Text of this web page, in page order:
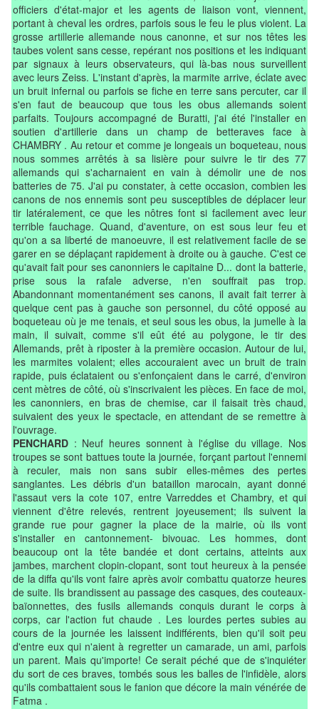
officiers d'état-major et les agents de liaison vont, viennent,
portant à cheval les ordres, parfois sous le feu le plus violent. La
grosse artillerie allemande nous canonne, et sur nos têtes les
taubes volent sans cesse, repérant nos positions et les indiquant
par signaux à leurs observateurs, qui là-bas nous surveillent
avec leurs Zeiss. L'instant d'après, la marmite arrive, éclate avec
un bruit infernal ou parfois se fiche en terre sans percuter, car il
s'en faut de beaucoup que tous les obus allemands soient
parfaits. Toujours accompagné de Buratti, j'ai été l'installer en
soutien d'artillerie dans un champ de betteraves face à
CHAMBRY . Au retour et comme je longeais un boqueteau, nous
nous sommes arrêtés à sa lisière pour suivre le tir des 77
allemands qui s'acharnaient en vain à démolir une de nos
batteries de 75. J'ai pu constater, à cette occasion, combien les
canons de nos ennemis sont peu susceptibles de déplacer leur
tir latéralement, ce que les nôtres font si facilement avec leur
terrible fauchage. Quand, d'aventure, on est sous leur feu et
qu'on a sa liberté de manoeuvre, il est relativement facile de se
garer en se déplaçant rapidement à droite ou à gauche. C'est ce
qu'avait fait pour ses canonniers le capitaine D... dont la batterie,
prise sous la rafale adverse, n'en souffrait pas trop.
Abandonnant momentanément ses canons, il avait fait terrer à
quelque cent pas à gauche son personnel, du côté opposé au
boqueteau où je me tenais, et seul sous les obus, la jumelle à la
main, il suivait, comme s'il eût été au polygone, le tir des
Allemands, prêt à riposter à la première occasion. Autour de lui,
les marmites volaient; elles accouraient avec un bruit de train
rapide, puis éclataient ou s'enfonçaient dans le carré, d'environ
cent mètres de côté, où s'inscrivaient les pièces. En face de moi,
les canonniers, en bras de chemise, car il faisait très chaud,
suivaient des yeux le spectacle, en attendant de se remettre à
l'ouvrage.
PENCHARD : Neuf heures sonnent à l'église du village. Nos
troupes se sont battues toute la journée, forçant partout l'ennemi
à reculer, mais non sans subir elles-mêmes des pertes
sanglantes. Les débris d'un bataillon marocain, ayant donné
l'assaut vers la cote 107, entre Varreddes et Chambry, et qui
viennent d'être relevés, rentrent joyeusement; ils suivent la
grande rue pour gagner la place de la mairie, où ils vont
s'installer en cantonnement- bivouac. Les hommes, dont
beaucoup ont la tête bandée et dont certains, atteints aux
jambes, marchent clopin-clopant, sont tout heureux à la pensée
de la diffa qu'ils vont faire après avoir combattu quatorze heures
de suite. Ils brandissent au passage des casques, des couteaux-
baïonnettes, des fusils allemands conquis durant le corps à
corps, car l'action fut chaude . Les lourdes pertes subies au
cours de la journée les laissent indifférents, bien qu'il soit peu
d'entre eux qui n'aient à regretter un camarade, un ami, parfois
un parent. Mais qu'importe! Ce serait péché que de s'inquiéter
du sort de ces braves, tombés sous les balles de l'infidèle, alors
qu'ils combattaient sous le fanion que décore la main vénérée de
Fatma .